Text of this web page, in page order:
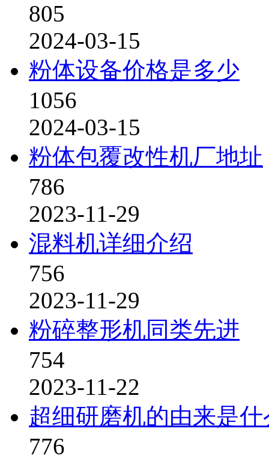
805
2024-03-15
粉体设备价格是多少
1056
2024-03-15
粉体包覆改性机厂地址
786
2023-11-29
混料机详细介绍
756
2023-11-29
粉碎整形机同类先进
754
2023-11-22
超细研磨机的由来是什
776